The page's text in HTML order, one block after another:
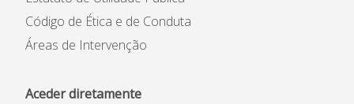
Código de Ética e de Conduta
Áreas de Intervenção
Aceder diretamente